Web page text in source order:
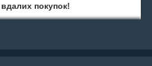
покупок!